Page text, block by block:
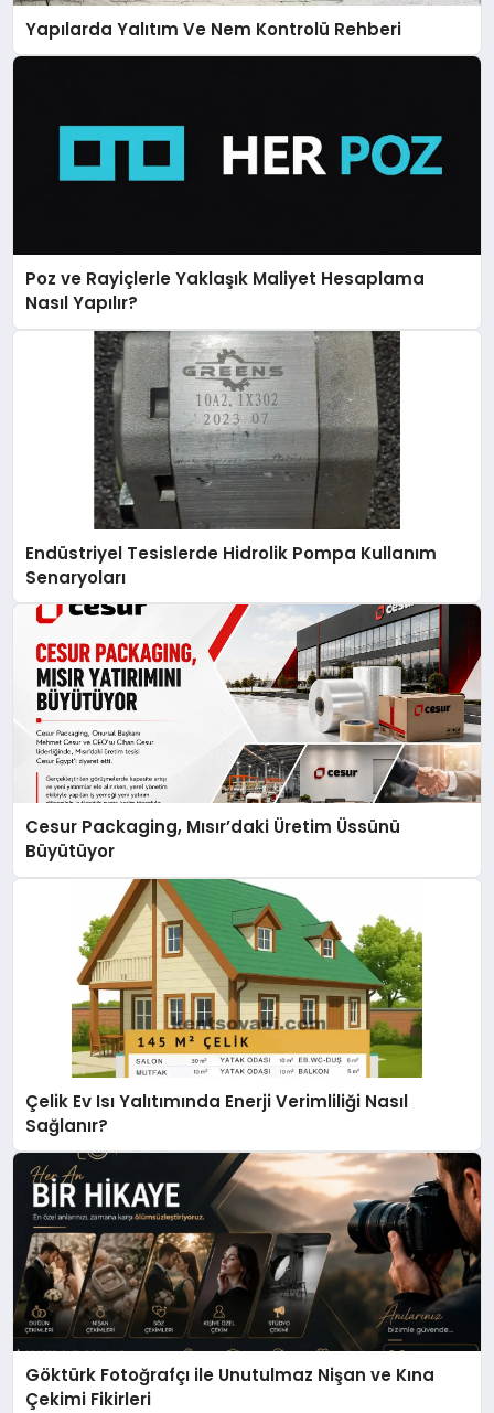
Yapılarda Yalıtım Ve Nem Kontrolü Rehberi
Poz ve Rayiçlerle Yaklaşık Maliyet Hesaplama
Nasıl Yapılır?
Endüstriyel Tesislerde Hidrolik Pompa Kullanım
Senaryoları
Cesur Packaging, Mısır’daki Üretim Üssünü
Büyütüyor
Çelik Ev Isı Yalıtımında Enerji Verimliliği Nasıl
Sağlanır?
Göktürk Fotoğrafçı ile Unutulmaz Nişan ve Kına
Çekimi Fikirleri